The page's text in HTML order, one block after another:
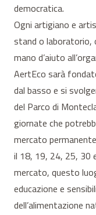
democratica.
Ogni artigiano e
stand o laboratorio,
mano d’aiuto
AertEco sarà
dal basso e si
del Parco di
giornate che
mercato
il 18, 19, 24, 25, 30
mercato, questo
educazione e
dell’alimentazione